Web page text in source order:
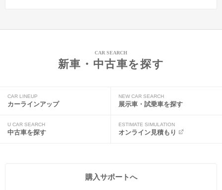
CAR SEARCH
新車・中古車を探す
CAR LINEUP
カーラインアップ
NEW CAR SEARCH
展示車・試乗車を探す
U CAR SEARCH
中古車を探す
ESTIMATE SIMULATION
オンライン見積もり
購入サポートへ